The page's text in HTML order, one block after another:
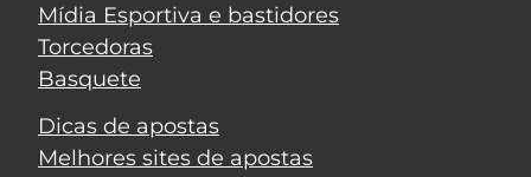
Mídia Esportiva e bastidores
Torcedoras
Basquete
Dicas de apostas
Melhores sites de apostas